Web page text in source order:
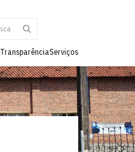
TransparênciaServiços